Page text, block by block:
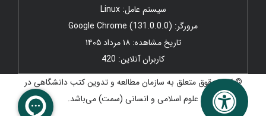
سیستم عامل: Linux
مرورگر: Google Chrome (131.0.0.0)
تاریخ مشاهده: ۱۸ مرداد ۱۴۰۵
کاربران آنلاین: 420
© کلیه حقوق متعلق به سازمان مطالعه و تدوین کتب دانشگاهی در
علوم اسلامی و انسانی (سمت) می‌باشد.